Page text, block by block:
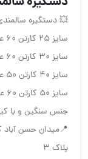
💥 دستگیره
سایز 25 کارتن 60 عدد
سایز 30 کارتن 60 عدد
سایز 40 کارتن 50 عدد
سایز 50 کارتن 60 عدد
جنس سنگین و با
📍میدان حسن
پلاک 3